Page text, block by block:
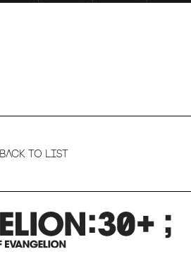
BACK TO LIST